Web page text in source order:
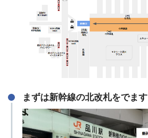
まずは新幹線の北改札をでます